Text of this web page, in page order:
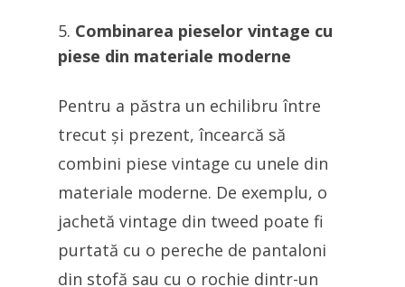
Combinarea pieselor vintage cu
piese din materiale moderne
Pentru a păstra un echilibru între
trecut și prezent, încearcă să
combini piese vintage cu unele din
materiale moderne. De exemplu, o
jachetă vintage din tweed poate fi
purtată cu o pereche de pantaloni
din stofă sau cu o rochie dintr-un